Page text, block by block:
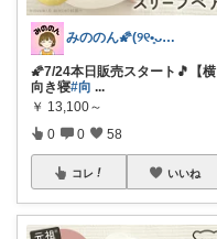
みののん🌠(୨୧•͈ᴗ•͈)感謝♡
🌠7/24本日販売スタート🎵【横
向き寝#向 ...
￥ 13,100～
0 0 58
コレ いいね